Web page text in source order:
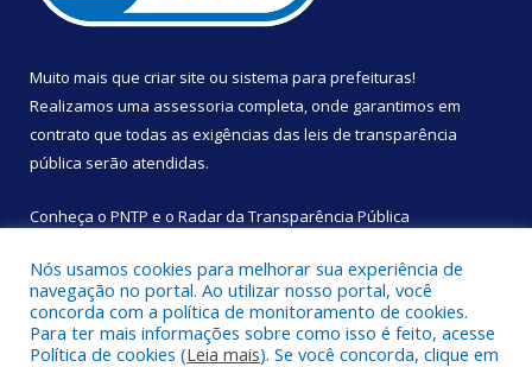
Muito mais que criar site ou sistema para prefeituras!
Realizamos uma assessoria completa, onde garantimos em
contrato que todas as exigências das leis de transparência
pública serão atendidas.
Conheça o PNTP e o Radar da Transparência Pública
Todos os direitos reservados a Câmara Municipal de São
Nós usamos cookies para melhorar sua experiência de
navegação no portal. Ao utilizar nosso portal, você
concorda com a política de monitoramento de cookies.
Para ter mais informações sobre como isso é feito, acesse
Política de cookies (Leia mais). Se você concorda, clique em